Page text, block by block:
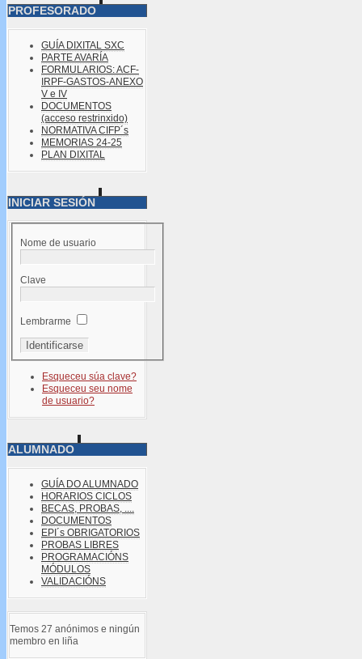
PROFESORADO
GUÍA DIXITAL SXC
PARTE AVARÍA
FORMULARIOS: ACF-
IRPF-GASTOS-ANEXO
V e IV
DOCUMENTOS
(acceso restrinxido)
NORMATIVA CIFP´s
MEMORIAS 24-25
PLAN DIXITAL
INICIAR SESIÓN
Nome de usuario
Clave
Lembrarme
Esqueceu súa clave?
Esqueceu seu nome
de usuario?
ALUMNADO
GUÍA DO ALUMNADO
HORARIOS CICLOS
BECAS, PROBAS, ....
DOCUMENTOS
EPI´s OBRIGATORIOS
PROBAS LIBRES
PROGRAMACIÓNS
MÓDULOS
VALIDACIÓNS
Temos 27 anónimos e ningún
membro en liña